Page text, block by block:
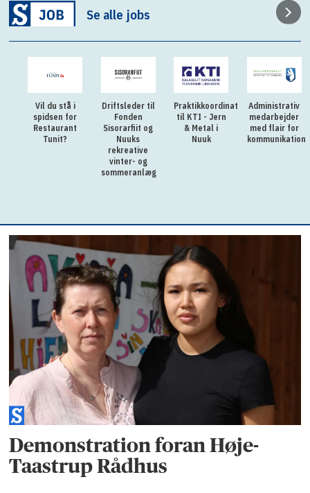
Se alle jobs
Vil du stå i
spidsen for
Restaurant
Tunit?
Driftsleder til
Fonden
Sisorarfiit og
Nuuks
rekreative
vinter- og
sommeranlæg
Praktikkoordinator
til KTI - Jern
& Metal i
Nuuk
Administrativ
medarbejder
med flair for
kommunikation
Demonstration foran Høje-
Taastrup Rådhus